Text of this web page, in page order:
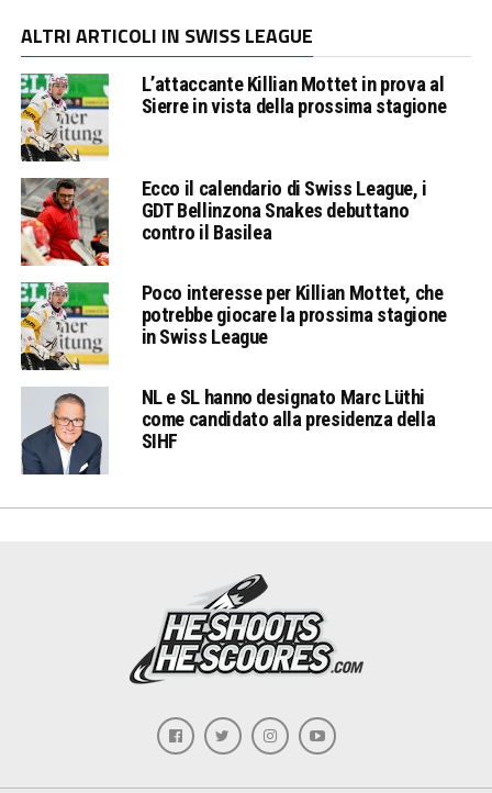
ALTRI ARTICOLI IN SWISS LEAGUE
L’attaccante Killian Mottet in prova al
Sierre in vista della prossima stagione
Ecco il calendario di Swiss League, i
GDT Bellinzona Snakes debuttano
contro il Basilea
Poco interesse per Killian Mottet, che
potrebbe giocare la prossima stagione
in Swiss League
NL e SL hanno designato Marc Lüthi
come candidato alla presidenza della
SIHF